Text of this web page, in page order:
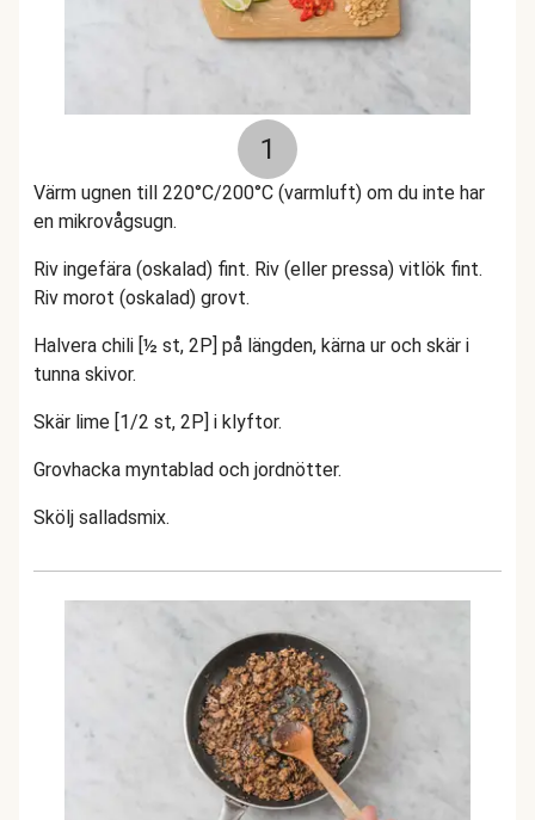
1
Värm ugnen till 220°C/200°C (varmluft) om du inte har
en mikrovågsugn.
Riv ingefära (oskalad) fint. Riv (eller pressa) vitlök fint.
Riv morot (oskalad) grovt.
Halvera chili [½ st, 2P] på längden, kärna ur och skär i
tunna skivor.
Skär lime [1/2 st, 2P] i klyftor.
Grovhacka myntablad och jordnötter.
Skölj salladsmix.